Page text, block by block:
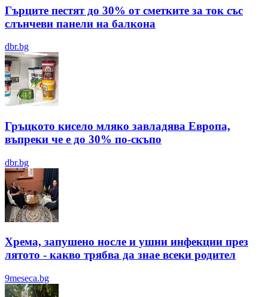
Гърците пестят до 30% от сметките за ток със
слънчеви панели на балкона
dbr.bg
Гръцкото кисело мляко завладява Европа,
въпреки че е до 30% по-скъпо
dbr.bg
Хрема, запушено носле и ушни инфекции през
лятотo - какво трябва да знае всеки родител
9meseca.bg